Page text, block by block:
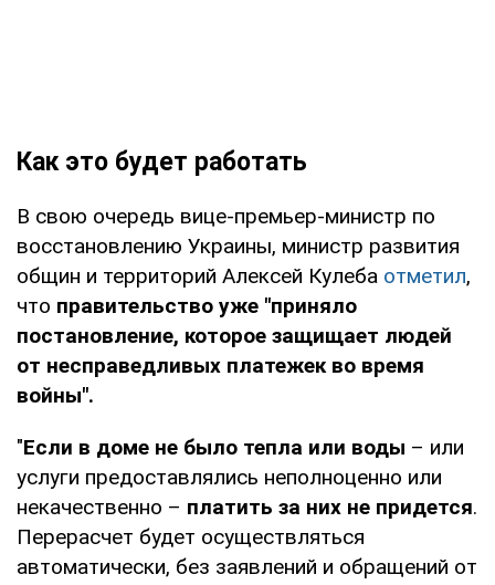
Как это будет работать
В свою очередь вице-премьер-министр по
восстановлению Украины, министр развития
общин и территорий Алексей Кулеба отметил,
что правительство уже "приняло
постановление, которое защищает людей
от несправедливых платежек во время
войны".
"Если в доме не было тепла или воды – или
услуги предоставлялись неполноценно или
некачественно – платить за них не придется.
Перерасчет будет осуществляться
автоматически, без заявлений и обращений от